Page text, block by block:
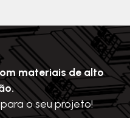
materiais de alto
o seu projeto!